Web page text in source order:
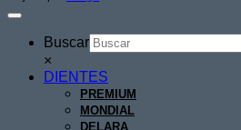
Buscar
×
DIENTES
PREMIUM
MONDIAL
DELARA